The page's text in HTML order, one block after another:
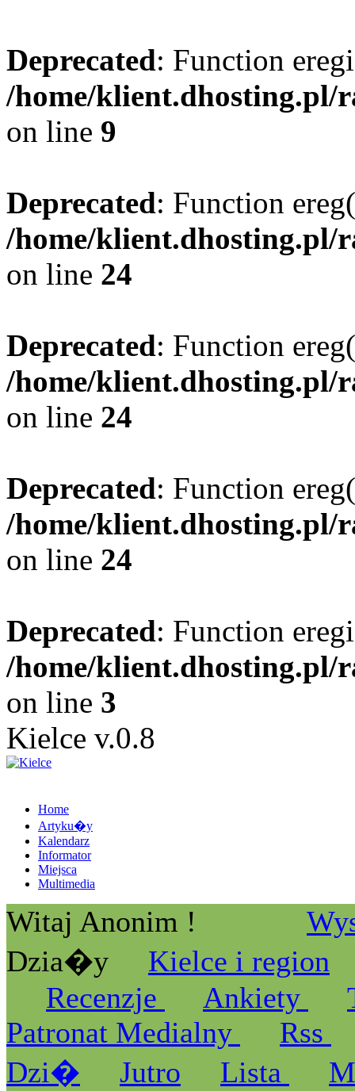
Deprecated: Function
/home/klient.dhosting.pl/
on line 9
Deprecated: Function
/home/klient.dhosting.pl/
on line 24
Deprecated: Function
/home/klient.dhosting.pl/
on line 24
Deprecated: Function
/home/klient.dhosting.pl/
on line 24
Deprecated: Function
/home/klient.dhosting.pl/
on line 3
Kielce v.0.8
Home
Artyku�y
Kalendarz
Informator
Miejsca
Multimedia
Witaj Anonim !
Dzia�y
Kielce i region
Recenzje
Ankiety
Patronat Medialny
Rss
Dzi�
Jutro Lista